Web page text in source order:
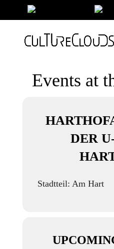
Events at
DER
Stadtteil: Am Hart